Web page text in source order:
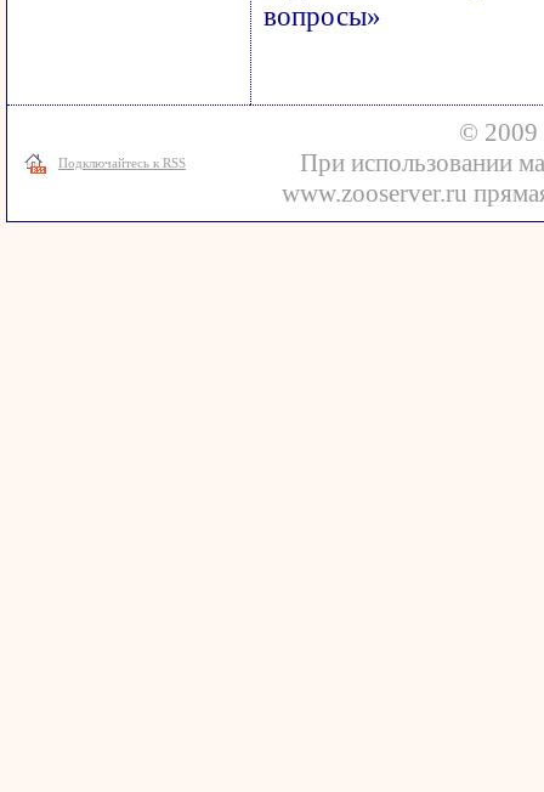
вопросы»
Подключайтесь к RSS
© 2009
При использовании
www.zooserver.ru